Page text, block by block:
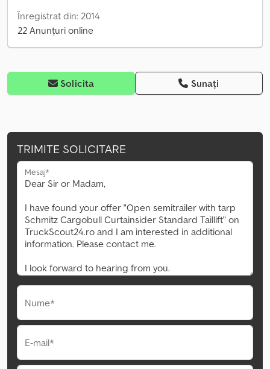
Înregistrat din: 2014
22 Anunțuri online
Solicita Sunați
TRIMITE SOLICITARE
Mesaj*
Nume*
E-mail*